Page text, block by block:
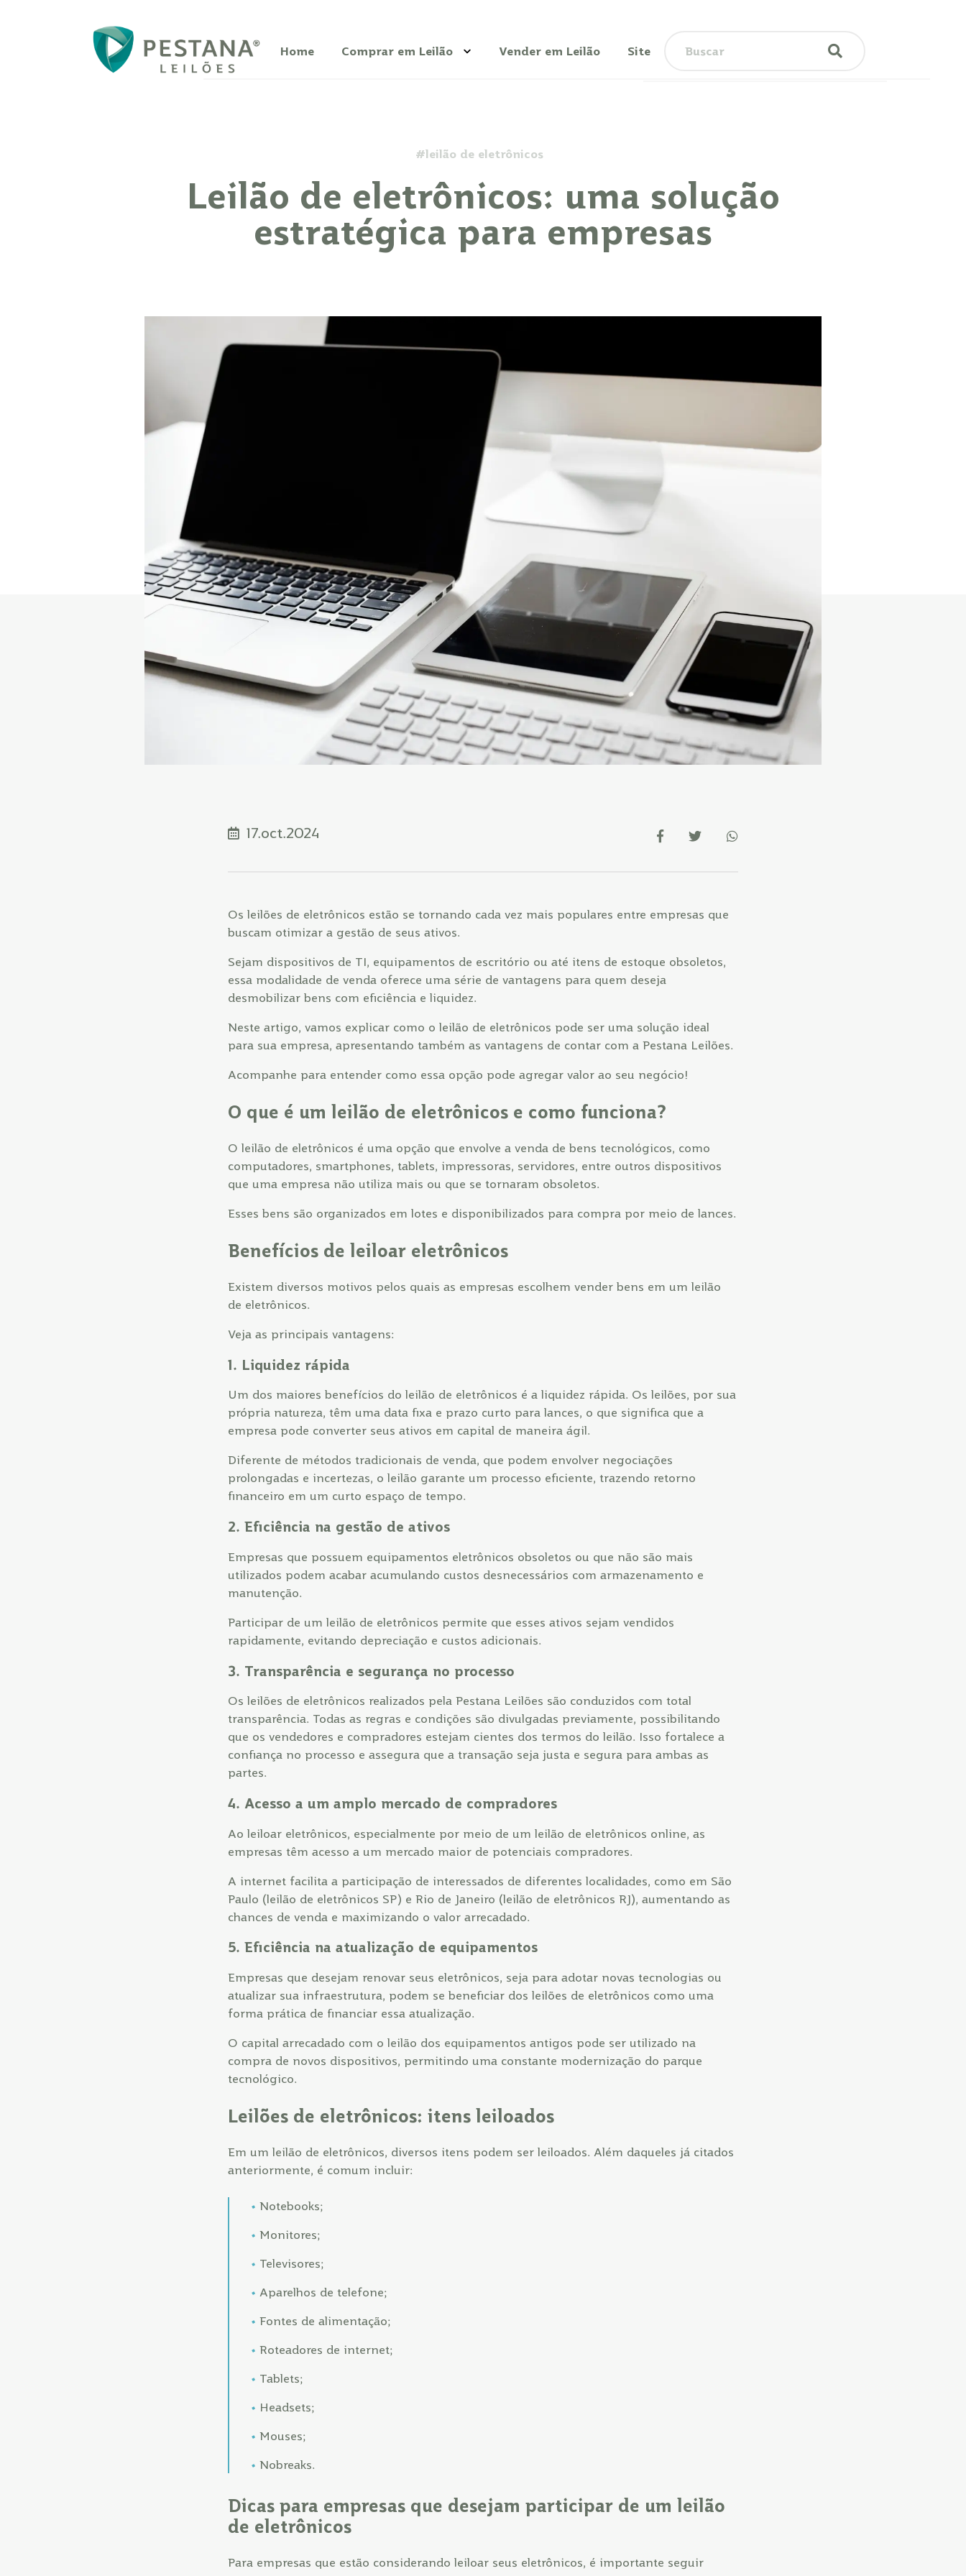
Home Comprar em Leilão Vender em Leilão Site
#leilão de eletrônicos
Leilão de eletrônicos: uma solução
estratégica para empresas
17.oct.2024
Os leilões de eletrônicos estão se tornando cada vez mais populares entre empresas que
buscam otimizar a gestão de seus ativos.
Sejam dispositivos de TI, equipamentos de escritório ou até itens de estoque obsoletos,
essa modalidade de venda oferece uma série de vantagens para quem deseja
desmobilizar bens com eficiência e liquidez.
Neste artigo, vamos explicar como o leilão de eletrônicos pode ser uma solução ideal
para sua empresa, apresentando também as vantagens de contar com a Pestana Leilões.
Acompanhe para entender como essa opção pode agregar valor ao seu negócio!
O que é um leilão de eletrônicos e como funciona?
O leilão de eletrônicos é uma opção que envolve a venda de bens tecnológicos, como
computadores, smartphones, tablets, impressoras, servidores, entre outros dispositivos
que uma empresa não utiliza mais ou que se tornaram obsoletos.
Esses bens são organizados em lotes e disponibilizados para compra por meio de lances.
Benefícios de leiloar eletrônicos
Existem diversos motivos pelos quais as empresas escolhem vender bens em um leilão
de eletrônicos.
Veja as principais vantagens:
1. Liquidez rápida
Um dos maiores benefícios do leilão de eletrônicos é a liquidez rápida. Os leilões, por sua
própria natureza, têm uma data fixa e prazo curto para lances, o que significa que a
empresa pode converter seus ativos em capital de maneira ágil.
Diferente de métodos tradicionais de venda, que podem envolver negociações
prolongadas e incertezas, o leilão garante um processo eficiente, trazendo retorno
financeiro em um curto espaço de tempo.
2. Eficiência na gestão de ativos
Empresas que possuem equipamentos eletrônicos obsoletos ou que não são mais
utilizados podem acabar acumulando custos desnecessários com armazenamento e
manutenção.
Participar de um leilão de eletrônicos permite que esses ativos sejam vendidos
rapidamente, evitando depreciação e custos adicionais.
3. Transparência e segurança no processo
Os leilões de eletrônicos realizados pela Pestana Leilões são conduzidos com total
transparência. Todas as regras e condições são divulgadas previamente, possibilitando
que os vendedores e compradores estejam cientes dos termos do leilão. Isso fortalece a
confiança no processo e assegura que a transação seja justa e segura para ambas as
partes.
4. Acesso a um amplo mercado de compradores
Ao leiloar eletrônicos, especialmente por meio de um leilão de eletrônicos online, as
empresas têm acesso a um mercado maior de potenciais compradores.
A internet facilita a participação de interessados de diferentes localidades, como em São
Paulo (leilão de eletrônicos SP) e Rio de Janeiro (leilão de eletrônicos RJ), aumentando as
chances de venda e maximizando o valor arrecadado.
5. Eficiência na atualização de equipamentos
Empresas que desejam renovar seus eletrônicos, seja para adotar novas tecnologias ou
atualizar sua infraestrutura, podem se beneficiar dos leilões de eletrônicos como uma
forma prática de financiar essa atualização.
O capital arrecadado com o leilão dos equipamentos antigos pode ser utilizado na
compra de novos dispositivos, permitindo uma constante modernização do parque
tecnológico.
Leilões de eletrônicos: itens leiloados
Em um leilão de eletrônicos, diversos itens podem ser leiloados. Além daqueles já citados
anteriormente, é comum incluir:
Notebooks;
Monitores;
Televisores;
Aparelhos de telefone;
Fontes de alimentação;
Roteadores de internet;
Tablets;
Headsets;
Mouses;
Nobreaks.
Dicas para empresas que desejam participar de um leilão
de eletrônicos
Para empresas que estão considerando leiloar seus eletrônicos, é importante seguir